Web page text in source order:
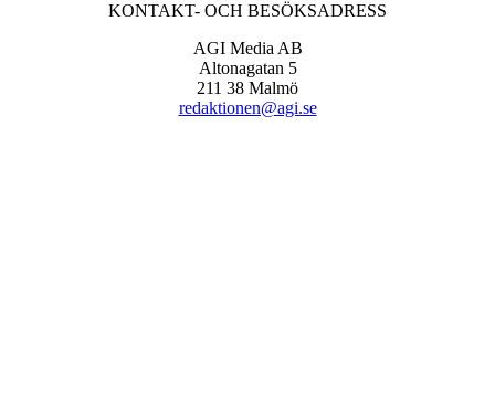
KONTAKT- OCH BESÖKSADRESS
AGI Media AB
Altonagatan 5
211 38 Malmö
redaktionen@agi.se